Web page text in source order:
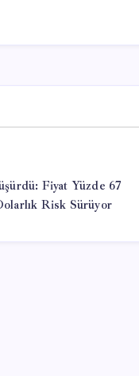
Fiyat Yüzde 67
Risk Sürüyor